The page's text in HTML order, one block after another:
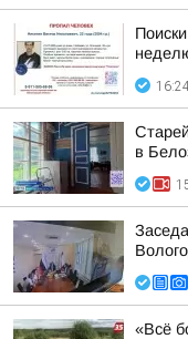
в
«Всё